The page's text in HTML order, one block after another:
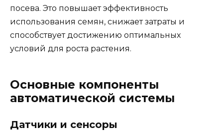
посева. Это повышает эффективность
использования семян, снижает затраты и
способствует достижению оптимальных
условий для роста растения.
Основные компоненты
автоматической системы
Датчики и сенсоры